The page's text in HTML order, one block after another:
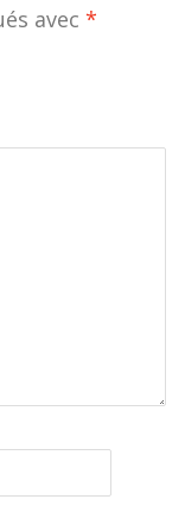
avec *